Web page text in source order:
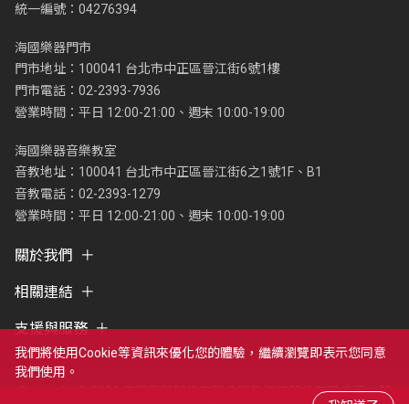
統一編號：04276394
海國樂器門市
門市地址：100041 台北市中正區晉江街6號1樓
門市電話：02-2393-7936
營業時間：平日 12:00-21:00、週末 10:00-19:00
海國樂器音樂教室
音教地址：100041 台北市中正區晉江街6之1號1F、B1
音教電話：02-2393-1279
營業時間：平日 12:00-21:00、週末 10:00-19:00
關於我們
相關連結
支援與服務
Copyright © 2021 海國樂器股份有限公司及海億股份有限公司，著
我們將使用cookie等資訊來優化您的體驗，繼續瀏覽即表示您同意
我們使用。